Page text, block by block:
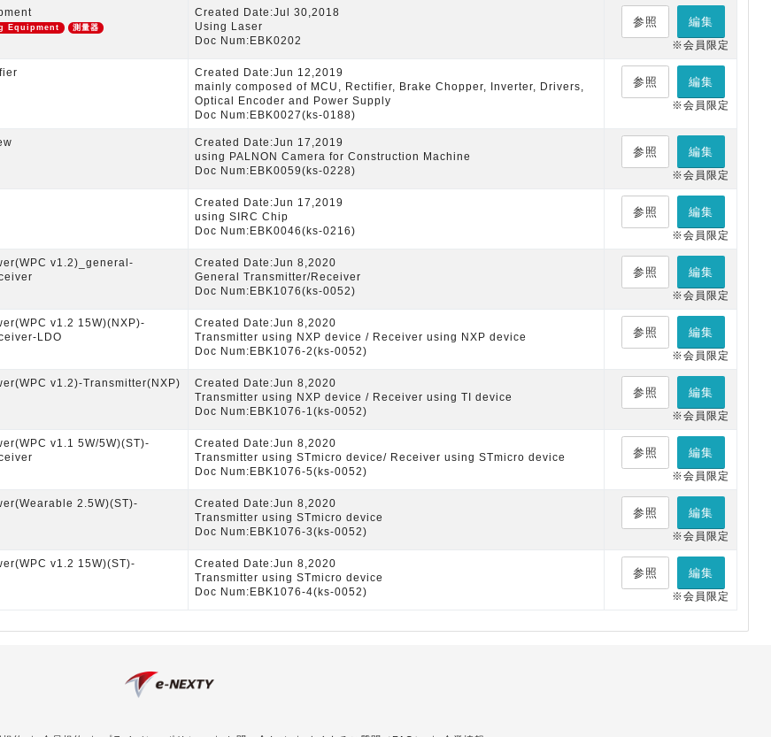
Equipment 測量器
Created Date:Jul 30,2018
Using Laser
Doc Num:EBK0202
参照 編集
※会員限定
Created Date:Jun 12,2019
mainly composed of MCU, Rectifier, Brake Chopper, Inverter, Drivers,
Optical Encoder and Power Supply
Doc Num:EBK0027(ks-0188)
参照 編集
※会員限定
Created Date:Jun 17,2019
using PALNON Camera for Construction Machine
Doc Num:EBK0059(ks-0228)
参照 編集
※会員限定
Created Date:Jun 17,2019
using SIRC Chip
Doc Num:EBK0046(ks-0216)
参照 編集
※会員限定
v1.2)_general-
Created Date:Jun 8,2020
General Transmitter/Receiver
Doc Num:EBK1076(ks-0052)
参照 編集
※会員限定
v1.2 15W)(NXP)-
LDO
Created Date:Jun 8,2020
Transmitter using NXP device / Receiver using NXP device
Doc Num:EBK1076-2(ks-0052)
参照 編集
※会員限定
v1.2)-Transmitter(NXP)
Created Date:Jun 8,2020
Transmitter using NXP device / Receiver using TI device
Doc Num:EBK1076-1(ks-0052)
参照 編集
※会員限定
v1.1 5W/5W)(ST)-
Created Date:Jun 8,2020
Transmitter using STmicro device/ Receiver using STmicro device
Doc Num:EBK1076-5(ks-0052)
参照 編集
※会員限定
2.5W)(ST)-
Created Date:Jun 8,2020
Transmitter using STmicro device
Doc Num:EBK1076-3(ks-0052)
参照 編集
※会員限定
v1.2 15W)(ST)-
Created Date:Jun 8,2020
Transmitter using STmicro device
Doc Num:EBK1076-4(ks-0052)
参照 編集
※会員限定